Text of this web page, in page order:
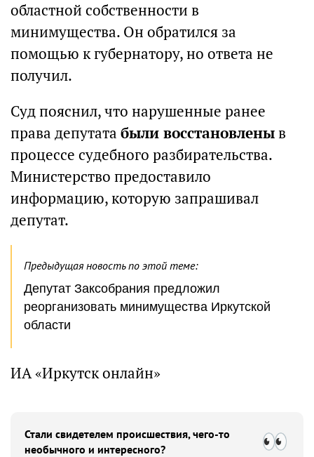
областной собственности в
минимущества. Он обратился за
помощью к губернатору, но ответа не
получил.
Суд пояснил, что нарушенные ранее
права депутата были восстановленыв
процессе судебного разбирательства.
Министерство предоставило
информацию, которую запрашивал
депутат.
Предыдущая новость по этой теме:
Депутат Заксобрания предложил
реорганизовать минимущества Иркутской
области
ИА «Иркутск онлайн»
Стали свидетелем происшествия, чего-то
необычного и интересного?